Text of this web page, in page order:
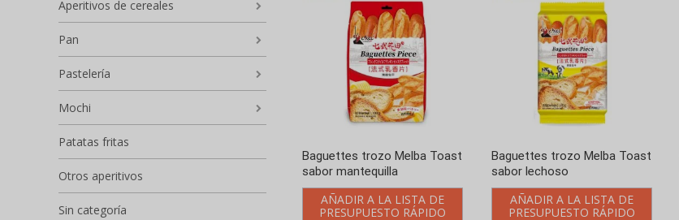
Baguettes trozo Melba Toast
sabor mantequilla
AÑADIR A LA LISTA DE
PRESUPUESTO RÁPIDO
Baguettes trozo Melba Toast
sabor lechoso
AÑADIR A LA LISTA DE
PRESUPUESTO RÁPIDO
Aperitivos de cereales
Pan
Pastelería
Mochi
Patatas fritas
Otros aperitivos
Sin categoría